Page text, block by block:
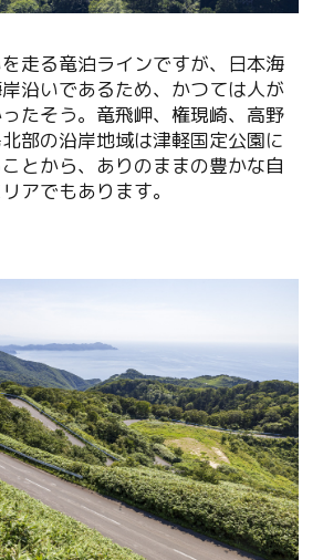
走る竜泊ラインですが、日本海
沿いであるため、かつては人が
たそう。竜飛岬、権現崎、高野
部の沿岸地域は津軽国定公園に
とから、ありのままの豊かな自
アでもあります。